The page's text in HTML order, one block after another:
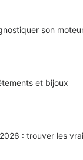
son
et bijoux
: trouver les